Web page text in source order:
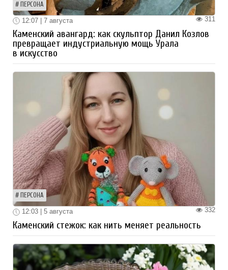
ПЕРСОНА
311
12:07 | 7 августа
Каменский авангард: как скульптор Данил Козлов
превращает индустриальную мощь Урала
в искусство
ПЕРСОНА
332
12:03 | 5 августа
Каменский стежок: как нить меняет реальность